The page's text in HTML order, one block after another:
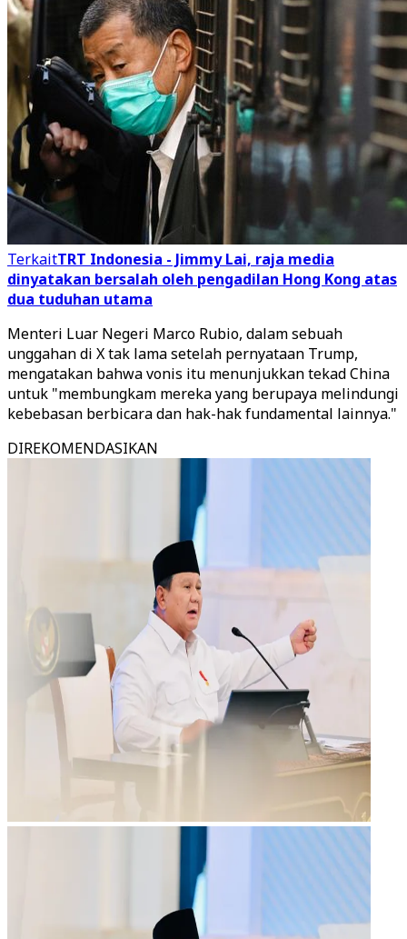
TerkaitTRT Indonesia - Jimmy Lai, raja media
dinyatakan bersalah oleh pengadilan Hong Kong atas
dua tuduhan utama
Menteri Luar Negeri Marco Rubio, dalam sebuah
unggahan di X tak lama setelah pernyataan Trump,
mengatakan bahwa vonis itu menunjukkan tekad China
untuk "membungkam mereka yang berupaya melindungi
kebebasan berbicara dan hak-hak fundamental lainnya."
DIREKOMENDASIKAN